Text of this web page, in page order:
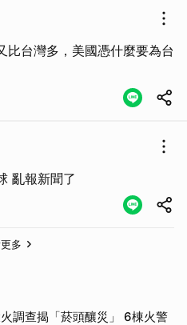
比台灣多，美國憑什麼要為台
亂報新聞了
多
調查揭「菸頭釀災」 6棟火警